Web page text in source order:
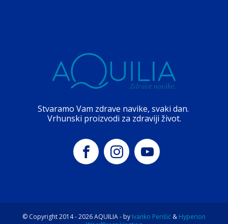
Stvaramo Vam zdrave navike, svaki dan.
Vrhunski proizvodi za zdraviji život.
© Copyright 2014 -2026AQUILIA - by Ivanko Perišić & Hyperion